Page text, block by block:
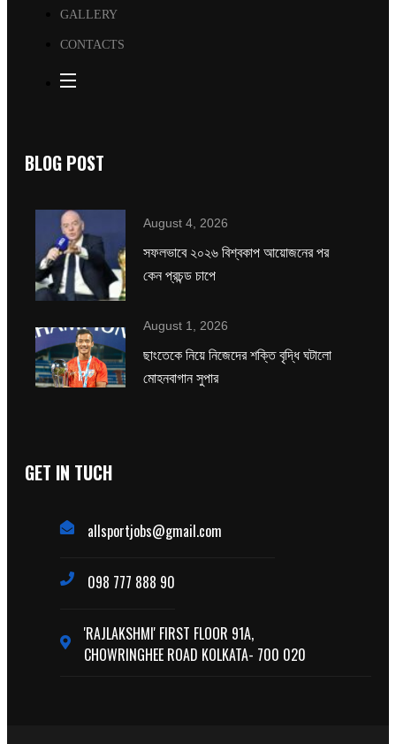
GALLERY
CONTACTS
BLOG POST
August 4, 2026
সফলভাবে ২০২৬ বিশ্বকাপ আয়োজনের পর
কেন প্রচন্ড চাপে
August 1, 2026
ছাংতেকে নিয়ে নিজেদের শক্তি বৃদ্ধি ঘটালো
মোহনবাগান সুপার
GET IN TUCH
allsportjobs@gmail.com
098 777 888 90
'RAJLAKSHMI' FIRST FLOOR 91A,
CHOWRINGHEE ROAD KOLKATA- 700 020